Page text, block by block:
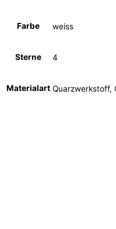
Farbe weiss
Sterne 4
Materialart Quarzwerkstoff,